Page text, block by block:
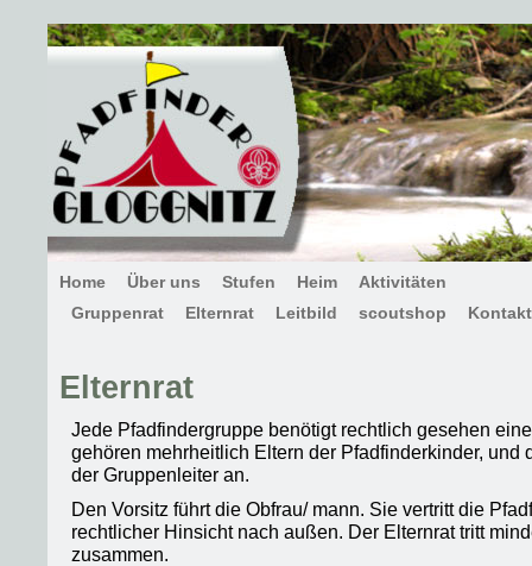
Home Über uns Stufen Heim
Aktivitäten
Gruppenrat
Elternrat Leitbild scoutshop Kontakt
Elternrat
Jede Pfadfindergruppe benötigt rechtlich gesehen
gehören mehrheitlich Eltern der Pfadfinderkinder, und
der Gruppenleiter an.
Den Vorsitz führt die Obfrau/ mann. Sie vertritt die
rechtlicher Hinsicht nach außen. Der Elternrat tritt
zusammen.